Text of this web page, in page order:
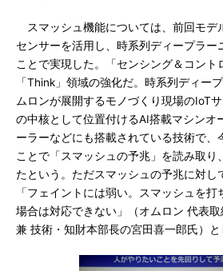
スマッシュ機能については、前回モデ
センサーを活用し、時系列ディープラー
ことで実現した。「センシング＆コント
「Think」領域の強化だ。時系列ディー
ムロンが展開するモノづくり現場のIoTサ
の中核として位置付けるAI搭載マシンオ
ーラーなどにも搭載されている技術で、
ことで「スマッシュの予兆」を読み取り
たという。ただスマッシュの予兆に対し
「フェイントには弱い。スマッシュを
場合は対応できない」（オムロン 代表
兼 技術・知財本部長の宮田喜一郎氏）と